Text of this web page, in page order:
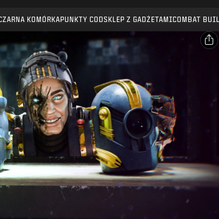
KOMÓRKAPUNKTY CODSKLEP Z GADŻETAMICOMBAT
WYŚLIJ
POTWIERDŹ ZAKUP
ANULUJ
Activision może w każdej chwili usunąć daną zawartość
gry, uaktualnić ją lub zamienić na inną.
E-mail
Facebook
X
Skopiuj link